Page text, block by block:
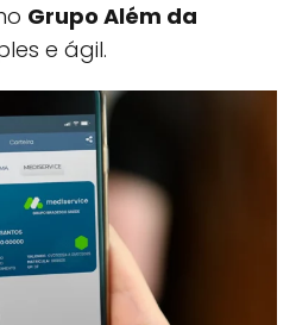
Grupo Além da
e ágil.